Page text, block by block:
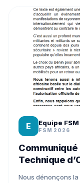
E Equipe FSM
FSM 2026
Technique
Nous dénonçons la